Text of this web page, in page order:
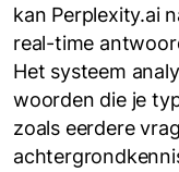
kan Perplexity.ai
real-time
Het systeem
woorden die je
zoals eerdere